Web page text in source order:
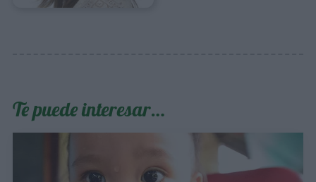
Te puede interesar…